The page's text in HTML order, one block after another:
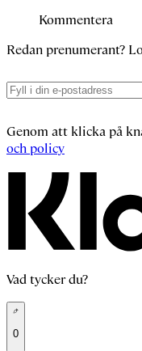
Kommentera
Redan prenumerant?
Genom att klicka på
och policy
Vad tycker du?
0